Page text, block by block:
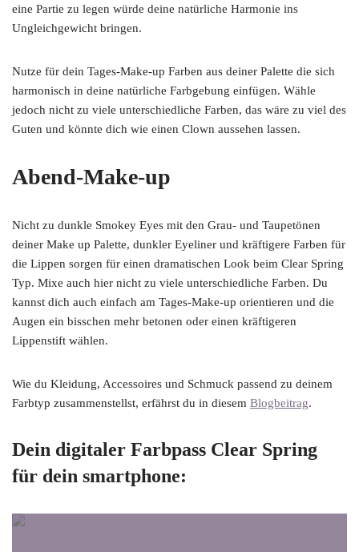
eine Partie zu legen würde deine natürliche Harmonie ins
Ungleichgewicht bringen.
Nutze für dein Tages-Make-up Farben aus deiner Palette die sich
harmonisch in deine natürliche Farbgebung einfügen. Wähle
jedoch nicht zu viele unterschiedliche Farben, das wäre zu viel des
Guten und könnte dich wie einen Clown aussehen lassen.
Abend-Make-up
Nicht zu dunkle Smokey Eyes mit den Grau- und Taupetönen
deiner Make up Palette, dunkler Eyeliner und kräftigere Farben für
die Lippen sorgen für einen dramatischen Look beim Clear Spring
Typ. Mixe auch hier nicht zu viele unterschiedliche Farben. Du
kannst dich auch einfach am Tages-Make-up orientieren und die
Augen ein bisschen mehr betonen oder einen kräftigeren
Lippenstift wählen.
Wie du Kleidung, Accessoires und Schmuck passend zu deinem
Farbtyp zusammenstellst, erfährst du in diesem Blogbeitrag.
Dein digitaler Farbpass Clear Spring
für dein smartphone: